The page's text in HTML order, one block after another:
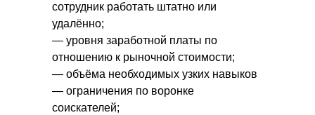
сотрудник работать штатно или
удалённо;
— уровня заработной платы по
отношению к рыночной стоимости;
— объёма необходимых узких навыков
— ограничения по воронке
соискателей;